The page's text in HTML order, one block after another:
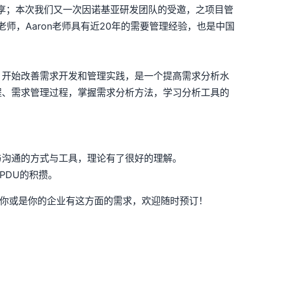
本次我们又一次因诺基亚研发团队的受邀，之项目管
，Aaron老师具有近20年的需要管理经验，也是中国
始改善需求开发和管理实践，是一个提高需求分析水
需求管理过程，掌握需求分析方法，学习分析工具的
通的方式与工具，理论有了很好的理解。
的积攒。
是你的企业有这方面的需求，欢迎随时预订！